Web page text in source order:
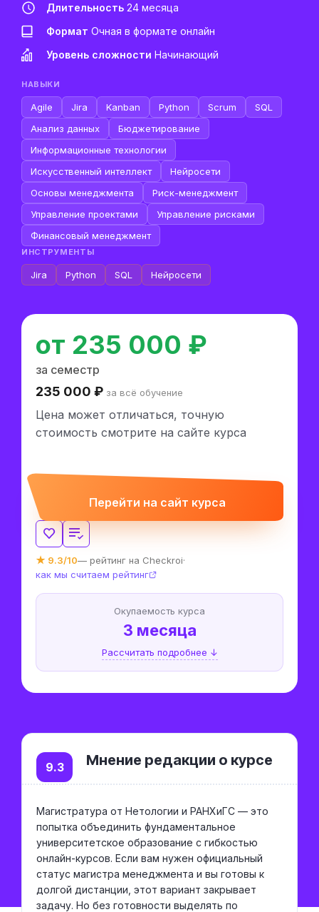
Длительность 24 месяца
Формат Очная в формате онлайн
Уровень сложности Начинающий
НАВЫКИ
Agile Jira Kanban Python Scrum
SQL
Анализ данных
Бюджетирование
Информационные технологии
Искусственный интеллект
Нейросети
Основы менеджмента
Риск-менеджмент
Управление проектами
Управление рисками
Финансовый менеджмент
ИНСТРУМЕНТЫ
Jira Python SQL Нейросети
от 235 000 ₽
за семестр
235 000 ₽ за всё обучение
Цена может отличаться, точную
стоимость смотрите на сайте курса
Перейти на сайт курса
★ 9.3/10— рейтинг на Checkroi·
как мы считаем рейтинг
Окупаемость курса
3 месяца
Рассчитать подробнее ↓
Мнение редакции о курсе
9.3
Магистратура от Нетологии и РАНХиГС — это
попытка объединить фундаментальное
университетское образование с гибкостью
онлайн-курсов. Если вам нужен официальный
статус магистра менеджмента и вы готовы к
долгой дистанции, этот вариант закрывает
задачу. Но без готовности выделять по